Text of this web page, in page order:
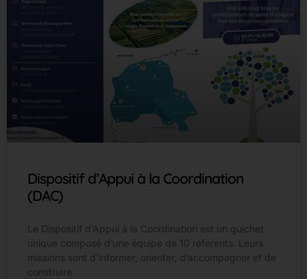
Dispositif d’Appui à la Coordination
(DAC)
Le Dispositif d’Appui à la Coordination est un guichet
unique composé d’une équipe de 10 référents. Leurs
missions sont d’informer, orienter, d’accompagner et de
construire